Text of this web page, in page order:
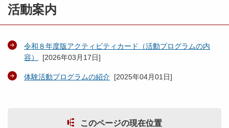
活動案内
令和８年度版アクティビティカード（活動プログラムの内
容）
[2026年03月17日]
体験活動プログラムの紹介 [2025年04月01日]
このページの現在位置